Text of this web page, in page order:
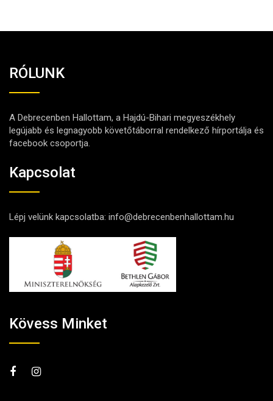
RÓLUNK
A Debrecenben Hallottam, a Hajdú-Bihari megyeszékhely
legújabb és legnagyobb követőtáborral rendelkező hírportálja és
facebook csoportja.
Kapcsolat
Lépj velünk kapcsolatba: info@debrecenbenhallottam.hu
Kövess Minket